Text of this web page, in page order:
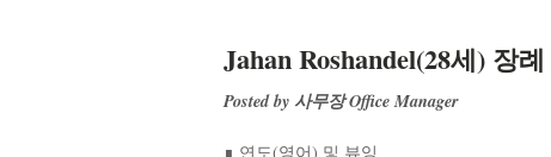
Jahan Roshandel(28세) 장
Posted by 사무장 Office Manager
∎ 연도(영어) 및 뷰잉